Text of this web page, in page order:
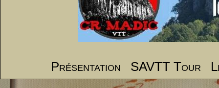
Présentation SAVTT Tour